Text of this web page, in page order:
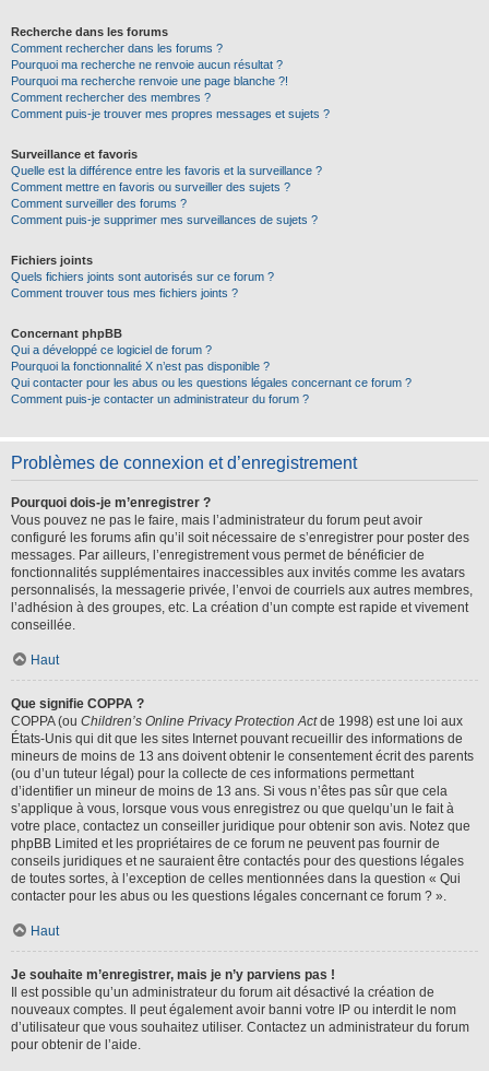
Recherche dans les forums
Comment rechercher dans les forums ?
Pourquoi ma recherche ne renvoie aucun résultat ?
Pourquoi ma recherche renvoie une page blanche ?!
Comment rechercher des membres ?
Comment puis-je trouver mes propres messages et sujets ?
Surveillance et favoris
Quelle est la différence entre les favoris et la surveillance ?
Comment mettre en favoris ou surveiller des sujets ?
Comment surveiller des forums ?
Comment puis-je supprimer mes surveillances de sujets ?
Fichiers joints
Quels fichiers joints sont autorisés sur ce forum ?
Comment trouver tous mes fichiers joints ?
Concernant phpBB
Qui a développé ce logiciel de forum ?
Pourquoi la fonctionnalité X n’est pas disponible ?
Qui contacter pour les abus ou les questions légales concernant ce forum ?
Comment puis-je contacter un administrateur du forum ?
Problèmes de connexion et d’enregistrement
Pourquoi dois-je m’enregistrer ?
Vous pouvez ne pas le faire, mais l’administrateur du forum peut avoir
configuré les forums afin qu’il soit nécessaire de s’enregistrer pour poster des
messages. Par ailleurs, l’enregistrement vous permet de bénéficier de
fonctionnalités supplémentaires inaccessibles aux invités comme les avatars
personnalisés, la messagerie privée, l’envoi de courriels aux autres membres,
l’adhésion à des groupes, etc. La création d’un compte est rapide et vivement
conseillée.
Haut
Que signifie COPPA ?
COPPA (ou Children’s Online Privacy Protection Actde 1998) est une loi aux
États-Unis qui dit que les sites Internet pouvant recueillir des informations de
mineurs de moins de 13 ans doivent obtenir le consentement écrit des parents
(ou d’un tuteur légal) pour la collecte de ces informations permettant
d’identifier un mineur de moins de 13 ans. Si vous n’êtes pas sûr que cela
s’applique à vous, lorsque vous vous enregistrez ou que quelqu’un le fait à
votre place, contactez un conseiller juridique pour obtenir son avis. Notez que
phpBB Limited et les propriétaires de ce forum ne peuvent pas fournir de
conseils juridiques et ne sauraient être contactés pour des questions légales
de toutes sortes, à l’exception de celles mentionnées dans la question « Qui
contacter pour les abus ou les questions légales concernant ce forum ? ».
Haut
Je souhaite m’enregistrer, mais je n’y parviens pas !
Il est possible qu’un administrateur du forum ait désactivé la création de
nouveaux comptes. Il peut également avoir banni votre IP ou interdit le nom
d’utilisateur que vous souhaitez utiliser. Contactez un administrateur du forum
pour obtenir de l’aide.